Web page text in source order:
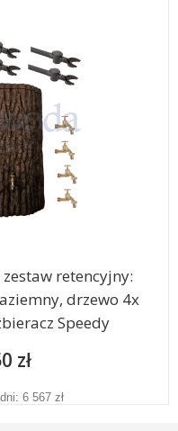
retencyjny:
drzewo 4x
Speedy
zł
6 567 zł